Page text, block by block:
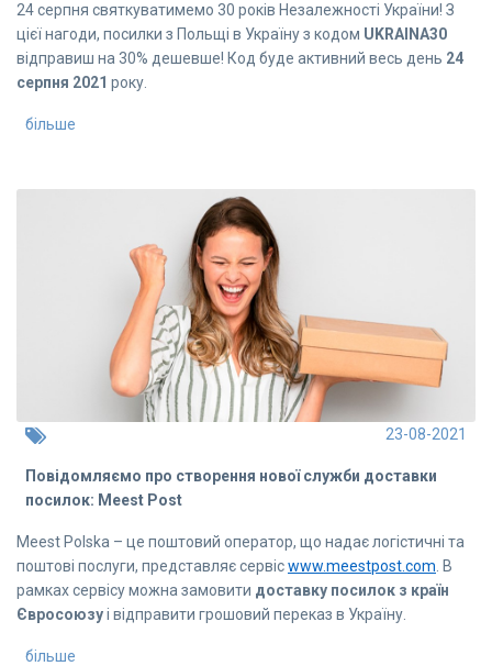
24 серпня святкуватимемо 30 років Незалежності України! З
цієї нагоди, посилки з Польщі в Україну з кодом UKRAINA30
відправиш на 30% дешевше! Код буде активний весь день 24
серпня 2021 року.
більше
23-08-2021
Повідомляємо про створення нової служби доставки
посилок: Meest Post
Meest Polska – це поштовий оператор, що надає логістичні та
поштові послуги, представляє сервісwww.meestpost.com . В
рамках сервісу можна замовити доставку посилок з країн
Євросоюзуі відправити грошовий переказ в Україну.
більше